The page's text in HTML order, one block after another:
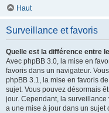
Haut
Surveillance et favoris
Quelle est la différence entre
Avec phpBB 3.0, la mise en
favoris dans un navigateur.
phpBB 3.1, la mise en favoris
sujet. Vous pouvez désormais
jour. Cependant, la surveillance
a une mise à jour dans un sujet